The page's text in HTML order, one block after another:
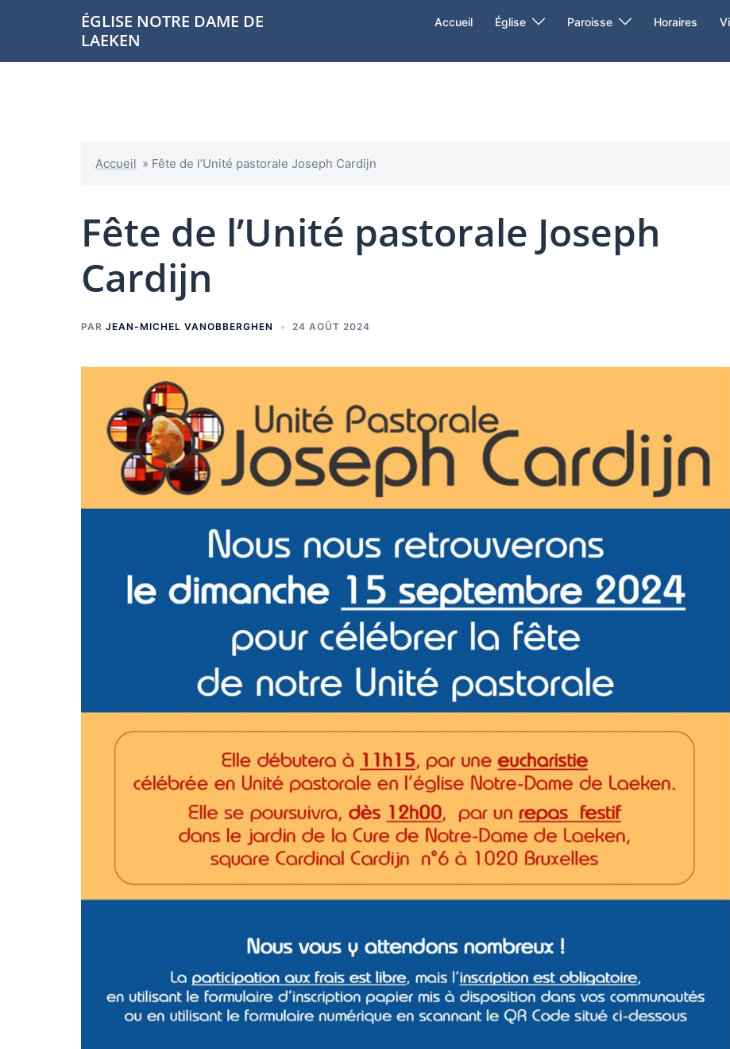
ÉGLISE NOTRE DAME DE
LAEKEN
Accueil Église Paroisse Horaires
Accueil » Fête de l’Unité pastorale Joseph Cardijn
Fête de l’Unité pastorale Joseph
Cardijn
PAR JEAN-MICHEL VANOBBERGHEN 24 AOÛT 2024